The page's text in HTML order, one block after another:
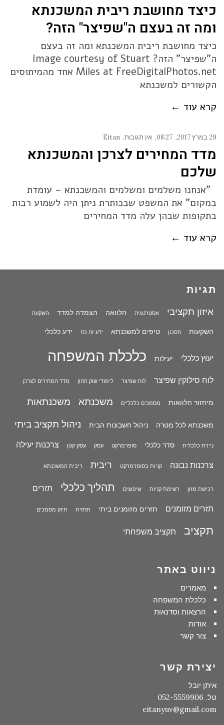
כיצד מחושבת ריבית המשכנתא
ומה זה בעצם ה"שפיצר" הזה?
כיצד מחושבת ריבית המשכנתא ומה זה בעצם
ה"שפיצר" הזה? Image courtesy of Stuart
Miles at FreeDigitalPhotos.net אחד מהמיתוסים
הקשורים למשכנתא
קרא עוד ←
29 במרץ 2017 08:27 אין תגובות Eitan
מדד המחירים לצרכן והמשכנתא
שלכם
"אנחנו משלמים ומשלמים והמשכנתא – עומדת
במקום" את המשפט שבכותרת ניתן היה לשמוע רבות
בתקופות שבהן עלה מדד המחירים
קרא עוד ←
תגיות
איזון תקציבי אסטרטגיה הלוואה הצמדה למדד השקעה
השקעות חסכון טיפים למשכנתא ידע זה כח ידע כלכלי
יעוץ כלכלי יעילות כלכלת המשפחה
לוח סילוקין שפיצר לוח שפיצר לימודי שוק ההון מדד המחירים לצרכן
מיחזור הלוואות מסמכים כלכליים משכנתא משכנתאות
משכנתא לכל מטרה ניהול חשבונות הבית ניהול תקציב ביתי
ניירת כלכלית סדר כלכלי סופרמרקט עסק עסק קטן צרכנות יעילה
צרכנות נבונה קניות בסופרמרקט ריבית ריבית המשכנתא
רכישת מזון רשימת קניות שיפוצים תהליך כלכלי תזרים
תזרים מזומנים תזרים מזומנים ביתי תחזית תיוק מסמכים
תקציב תקציב משפחתי
ניווט באתר
מאמרים
כלכלת המשפחה
הרצאות וסדנאות
אודות
צור קשר
יצירת קשר
איתן יובל
טל. 052-5559906
eitanyuv@gmail.com